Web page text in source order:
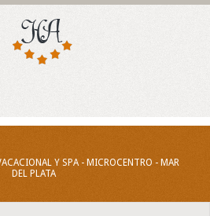
Y SPA - MICROCENTRO - MAR
DEL PLATA